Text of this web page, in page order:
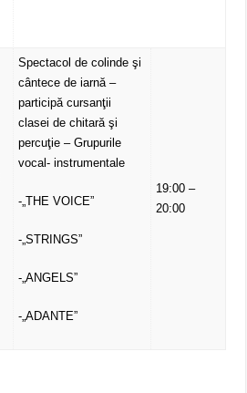
Spectacol de colinde şi
cântece de iarnă –
participă cursanţii
clasei de chitară şi
percuţie – Grupurile
vocal- instrumentale
-„THE VOICE”
-„STRINGS”
-„ANGELS”
-„ADANTE”
19:00 –
20:00